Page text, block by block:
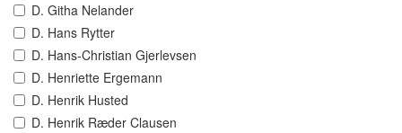
D. Githa Nelander
D. Hans Rytter
D. Hans-Christian Gjerlevsen
D. Henriette Ergemann
D. Henrik Husted
D. Henrik Ræder Clausen